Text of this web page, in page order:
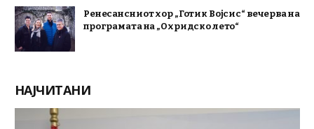
Ренесансниот хор „Готик Војсис“ вечерва на
програмата на „Охридско лето“
НАЈЧИТАНИ